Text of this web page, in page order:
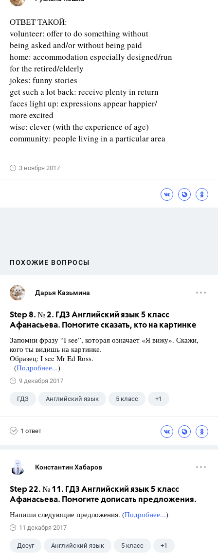
ОТВЕТ ТАКОЙ:
volunteer: offer to do something without
being asked and/or without being paid
home: accommodation especially designed/run
for the retired/elderly
jokes: funny stories
get such a lot back: receive plenty in return
faces light up: expressions appear happier/
more excited
wise: clever (with the experience of age)
community: people living in a particular area
3 ноября 2017
ПОХОЖИЕ ВОПРОСЫ
Дарья Казьмина
Step 8. № 2. ГДЗ Английский язык 5 класс
Афанасьева. Помогите сказать, кто на картинке
Запомни фразу “I see”, которая означает «Я вижу». Скажи,
кого ты видишь на картинке.
Образец: I see Mr Ed Ross.
(Подробнее...)
9 декабря 2017
ГДЗ Английский язык 5 класс +1
1 ответ
Константин Хабаров
Step 22. № 11. ГДЗ Английский язык 5 класс
Афанасьева. Помогите дописать предложения.
Напиши следующие предложения. (Подробнее...)
11 декабря 2017
Досуг Английский язык 5 класс +1